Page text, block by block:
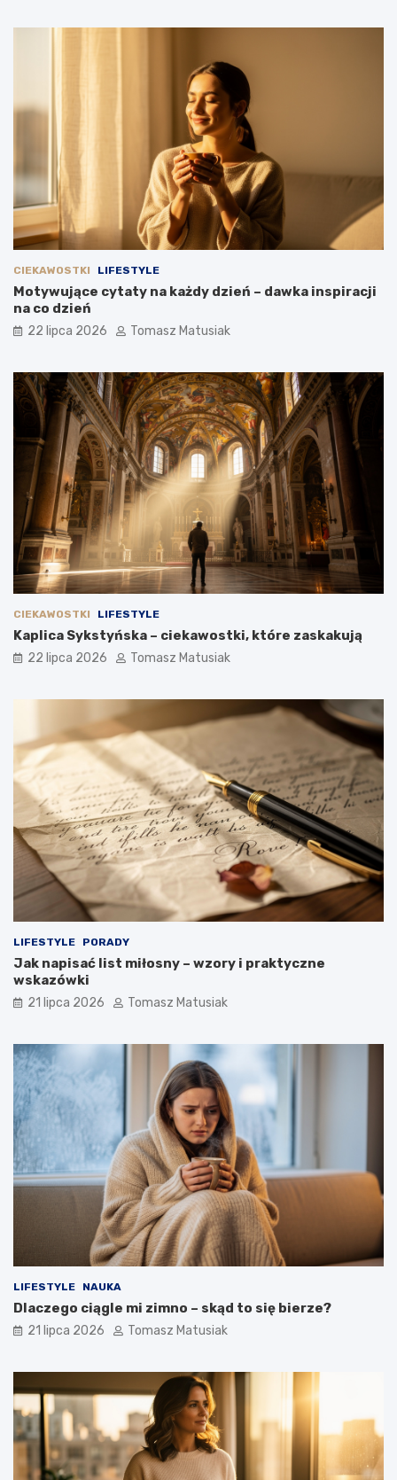
CIEKAWOSTKI LIFESTYLE
Motywujące cytaty na każdy dzień – dawka inspiracji
na co dzień
22 lipca 2026 Tomasz Matusiak
CIEKAWOSTKI LIFESTYLE
Kaplica Sykstyńska – ciekawostki, które zaskakują
22 lipca 2026 Tomasz Matusiak
LIFESTYLE PORADY
Jak napisać list miłosny – wzory i praktyczne
wskazówki
21 lipca 2026 Tomasz Matusiak
LIFESTYLE NAUKA
Dlaczego ciągle mi zimno – skąd to się bierze?
21 lipca 2026 Tomasz Matusiak